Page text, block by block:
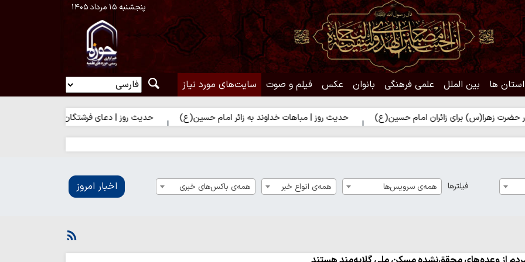
پنجشنبه ۱۵ مرداد ۱۴۰۵
استان ها بین الملل علمی فرهنگی بانوان عکس فیلم و صوت سایت‌های مورد نیاز
برای زائران امام حسین(ع) حدیث روز | مباهات خداوند به زائر امام حسین(ع) حدیث روز | دعای فرشتگان برای زائر امام حسین(ع)
فیلترها همه‌ی سرویس‌ها همه‌ی انواع خبر همه‌ی باکس‌های خبری اخبار امروز